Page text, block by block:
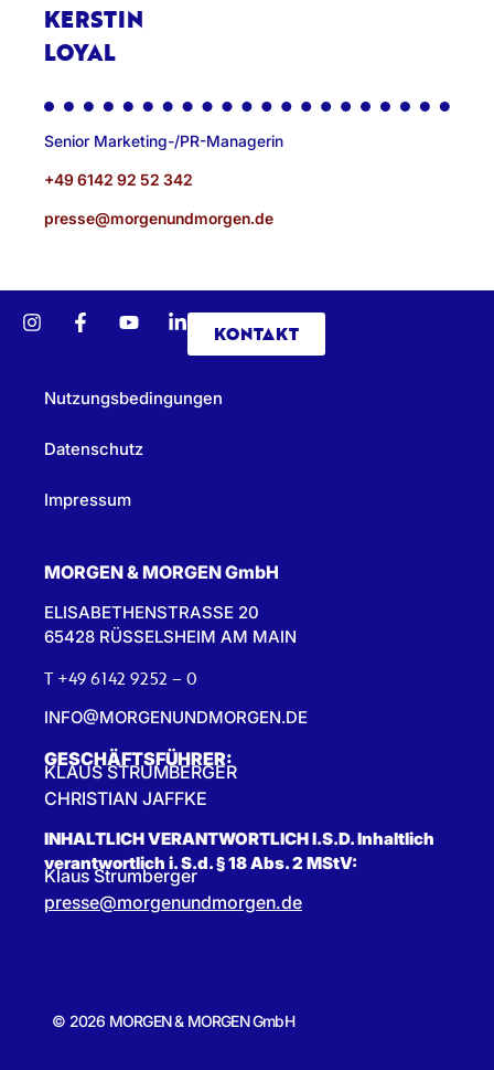
KERSTIN
LOYAL
Senior Marketing-/PR-Managerin
+49 6142 92 52 342
presse@morgenundmorgen.de
KONTAKT
Nutzungsbedingungen
Datenschutz
Impressum
MORGEN & MORGEN GmbH
ELISABETHENSTRASSE 20
65428 RÜSSELSHEIM AM MAIN
T +49 6142 9252 – 0
INFO@MORGENUNDMORGEN.DE
GESCHÄFTSFÜHRER:
KLAUS STRUMBERGER
CHRISTIAN JAFFKE
INHALTLICH VERANTWORTLICH I.S.D. Inhaltlich
verantwortlich i. S.d. § 18 Abs. 2 MStV:
Klaus Strumberger
presse@morgenundmorgen.de
© 2026 MORGEN & MORGEN GmbH